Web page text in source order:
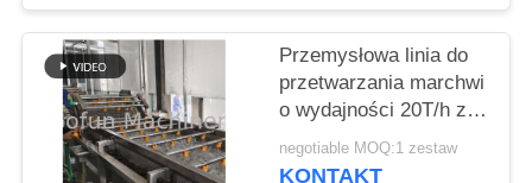
SITEMAP
POLITYKA
PRYWATNOŚCI
Przemysłowa linia do
przetwarzania marchwi
o wydajności 20T/h ze
stali nierdzewnej
SUS304
negotiable MOQ:1 zestaw
KONTAKT